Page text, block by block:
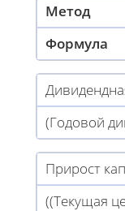
Метод
Формула
(Годовой
Прирост
((Текущая